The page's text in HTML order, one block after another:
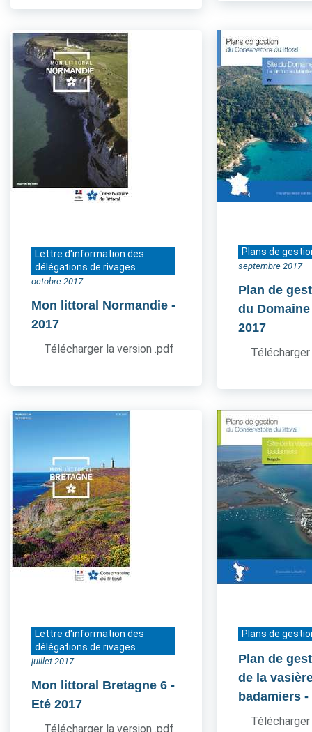
Lettre d'information des
délégations de rivages
octobre 2017
Mon littoral Normandie -
2017
Télécharger la version .pdf
Plans de
septembre 2017
Plan de
du
2017
Lettre d'information des
délégations de rivages
juillet 2017
Mon littoral Bretagne 6 -
Eté 2017
Télécharger la version .pdf
Plans de
Plan de
de la
badamiers -